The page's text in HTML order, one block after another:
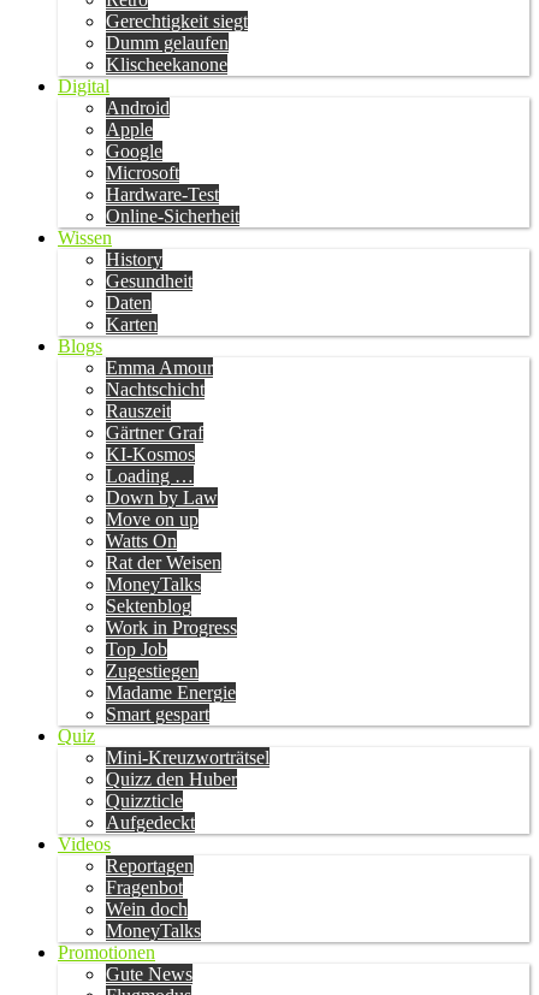
Gerechtigkeit siegt
Dumm gelaufen
Klischeekanone
Digital
Android
Apple
Google
Microsoft
Hardware-Test
Online-Sicherheit
Wissen
History
Gesundheit
Daten
Karten
Blogs
Emma Amour
Nachtschicht
Rauszeit
Gärtner Graf
KI-Kosmos
Loading …
Down by Law
Move on up
Watts On
Rat der Weisen
MoneyTalks
Sektenblog
Work in Progress
Top Job
Zugestiegen
Madame Energie
Smart gespart
Quiz
Mini-Kreuzworträtsel
Quizz den Huber
Quizzticle
Aufgedeckt
Videos
Reportagen
Fragenbot
Wein doch
MoneyTalks
Promotionen
Gute News